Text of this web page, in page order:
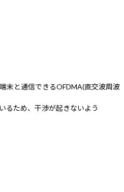
末と通信できるOFDMA(直交波周波
るため、干渉が起きないよう